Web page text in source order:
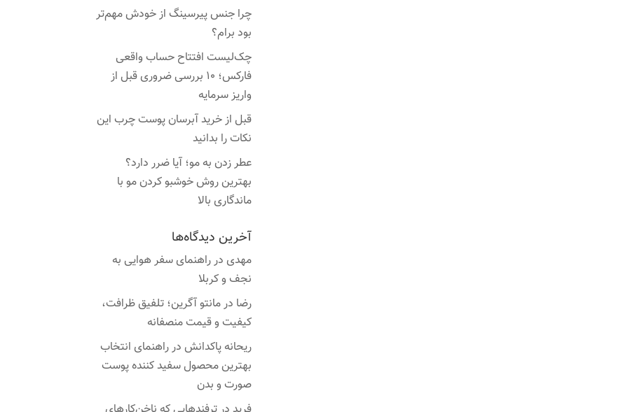
چرا جنس پیرسینگ از خودش مهم‌تر
بود برام؟
چک‌لیست افتتاح حساب واقعی
فارکس؛ ۱۰ بررسی ضروری قبل از
واریز سرمایه
قبل از خرید آبرسان پوست چرب این
نکات را بدانید
عطر زدن به مو؛ آیا ضرر دارد؟
بهترین روش خوشبو کردن مو با
ماندگاری بالا
آخرین دیدگاه‌ها
مهدی درراهنمای سفر هوایی به
نجف و کربلا
رضا درمانتو آگرین؛ تلفیق ظرافت،
کیفیت و قیمت منصفانه
ریحانه پاکدانش درراهنمای انتخاب
بهترین محصول سفید کننده پوست
صورت و بدن